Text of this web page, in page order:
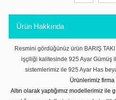
Ürün Hakkında
Resmini gördüğünüz ürün BARIŞ TAKI
işçiliği kalitesinde 925 Ayar Gümüş
sistemlerimiz ile 925 Ayar Has
Ürünlerimiz
Altın olarak yaptığımız modellerimiz